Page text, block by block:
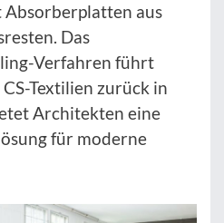
aus
Das
Verfahren führt
Textilien zurück in
Architekten eine
für moderne